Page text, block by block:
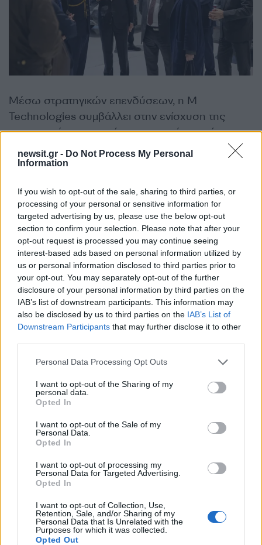
newsit.gr - Do Not Process My Personal
Information
If you wish to opt-out of the sale, sharing to third parties, or
processing of your personal or sensitive information for
targeted advertising by us, please use the below opt-out
section to confirm your selection. Please note that after your
opt-out request is processed you may continue seeing
interest-based ads based on personal information utilized by
us or personal information disclosed to third parties prior to
your opt-out. You may separately opt-out of the further
disclosure of your personal information by third parties on the
IAB’s list of downstream participants. This information may
also be disclosed by us to third parties on the IAB’s List of
Downstream Participants that may further disclose it to other
Please note that this website/app uses one or more Google
not limited to your visit or usage behaviour. You may click to
grant or deny consent to Google and its third-party tags to
use your data for below specified purposes in below Google
consent section.
Personal Data Processing Opt Outs
I want to opt-out of the Sharing of my
personal data.
Opted In
I want to opt-out of the Sale of my
Personal Data.
Opted In
I want to opt-out of processing my
Personal Data for Targeted Advertising.
Opted In
I want to opt-out of Collection, Use,
Retention, Sale, and/or Sharing of my
Personal Data that Is Unrelated with the
Purposes for which it was collected.
Opted Out
Μέσω στρατηγικών επενδύσεων, η M
Technologies συμβάλλει στην ενίσχυση της
στρατηγικής αυτονομίας στον τομέα της άμυνας
για την Ελλάδα και την Ευρώπη, προωθώντας την
επαναβιομηχάνιση και τις κρίσιμες τεχνολογίες.
Αν τα χάσατε
Τραγωδία στην Πάρο:
4χρονος βρέθηκε νεκρός
σε πισίνα
από την
φωτιά στην
– Πάνω από 250